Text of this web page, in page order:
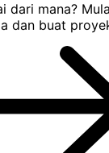
dari mana?
dan buat